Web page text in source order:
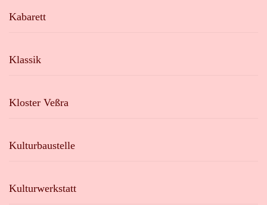
Kabarett
Klassik
Kloster Veßra
Kulturbaustelle
Kulturwerkstatt